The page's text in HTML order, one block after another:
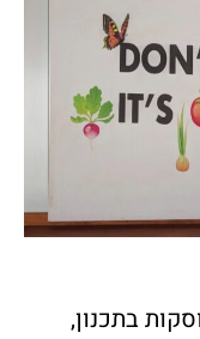
בתכנון,